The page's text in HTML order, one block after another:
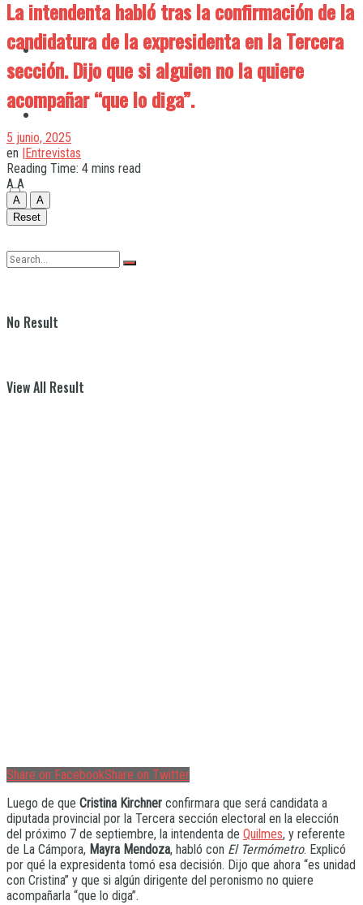
Quilmes
Varela
No Result
View All Result
La intendenta habló tras la confirmación de la
candidatura de la expresidenta en la Tercera
sección. Dijo que si alguien no la quiere
acompañar “que lo diga”.
5 junio, 2025
en |Entrevistas
Reading Time: 4 mins read
A A
A
A
Reset
Share on FacebookShare on Twitter
Luego de que Cristina Kirchner confirmara que será candidata a
diputada provincial por la Tercera sección electoral en la elección
del próximo 7 de septiembre, la intendenta de Quilmes, y referente
de La Cámpora, Mayra Mendoza, habló con El Termómetro. Explicó
por qué la expresidenta tomó esa decisión. Dijo que ahora “es unidad
con Cristina” y que si algún dirigente del peronismo no quiere
acompañarla “que lo diga”.